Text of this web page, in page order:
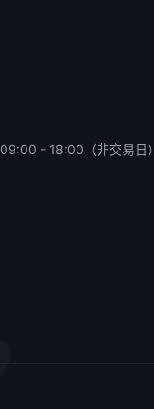
09:00 - 18:00（非交易日）